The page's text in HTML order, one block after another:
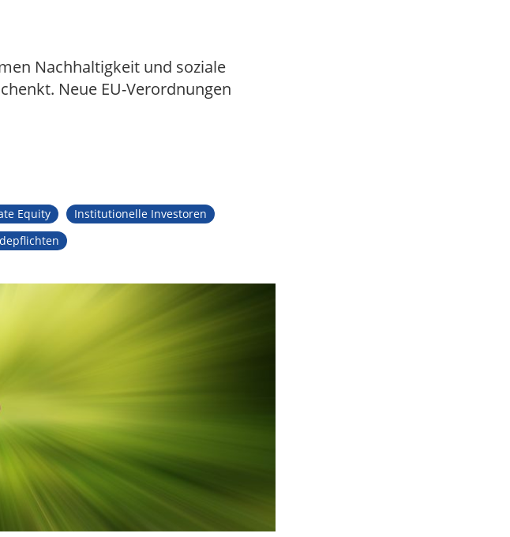
Nachhaltigkeit und soziale
Neue EU-Verordnungen
Equity
Institutionelle Investoren